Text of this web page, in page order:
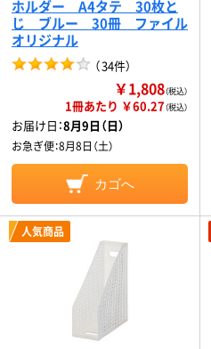
ホルダー A4タテ 30枚と
じ ブルー 30冊 ファイル
オリジナル
（34件）
￥1,808（税込）
1冊あたり ￥60.27（税込）
お届け日：8月9日（日）
お急ぎ便：8月8日（土）
カゴへ
人気商品